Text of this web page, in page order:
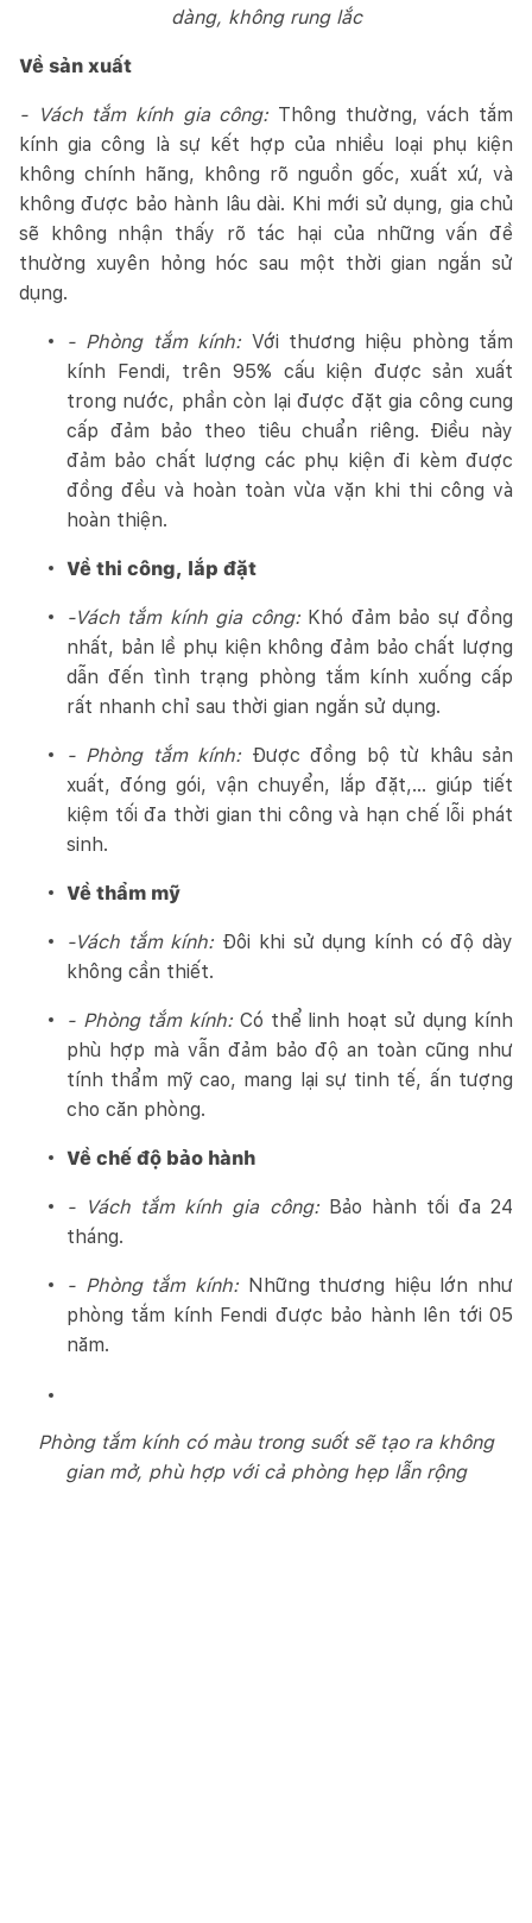
dàng, không rung lắc
Về sản xuất
- Vách tắm kính gia công: Thông thường, vách tắm
kính gia công là sự kết hợp của nhiều loại phụ kiện
không chính hãng, không rõ nguồn gốc, xuất xứ, và
không được bảo hành lâu dài. Khi mới sử dụng, gia chủ
sẽ không nhận thấy rõ tác hại của những vấn đề
thường xuyên hỏng hóc sau một thời gian ngắn sử
dụng.
- Phòng tắm kính: Với thương hiệu phòng tắm
kính Fendi, trên 95% cấu kiện được sản xuất
trong nước, phần còn lại được đặt gia công cung
cấp đảm bảo theo tiêu chuẩn riêng. Điều này
đảm bảo chất lượng các phụ kiện đi kèm được
đồng đều và hoàn toàn vừa vặn khi thi công và
hoàn thiện.
Về thi công, lắp đặt
-Vách tắm kính gia công: Khó đảm bảo sự đồng
nhất, bản lề phụ kiện không đảm bảo chất lượng
dẫn đến tình trạng phòng tắm kính xuống cấp
rất nhanh chỉ sau thời gian ngắn sử dụng.
- Phòng tắm kính: Được đồng bộ từ khâu sản
xuất, đóng gói, vận chuyển, lắp đặt,... giúp tiết
kiệm tối đa thời gian thi công và hạn chế lỗi phát
sinh.
Về thẩm mỹ
-Vách tắm kính: Đôi khi sử dụng kính có độ dày
không cần thiết.
- Phòng tắm kính: Có thể linh hoạt sử dụng kính
phù hợp mà vẫn đảm bảo độ an toàn cũng như
tính thẩm mỹ cao, mang lại sự tinh tế, ấn tượng
cho căn phòng.
Về chế độ bảo hành
- Vách tắm kính gia công:Bảo hành tối đa 24
tháng.
- Phòng tắm kính: Những thương hiệu lớn như
phòng tắm kính Fendi được bảo hành lên tới 05
năm.
Phòng tắm kính có màu trong suốt sẽ tạo ra không
gian mở, phù hợp với cả phòng hẹp lẫn rộng